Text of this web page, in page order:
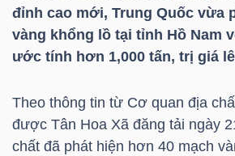
đỉnh cao mới, Trung Quốc vừa
vàng khổng lồ tại tỉnh Hồ Nam
ước tính hơn 1,000 tấn, trị giá
Theo thông tin từ Cơ quan địa
được Tân Hoa Xã đăng tải ngày
chất đã phát hiện hơn 40 mạch
BẤT
SẢN